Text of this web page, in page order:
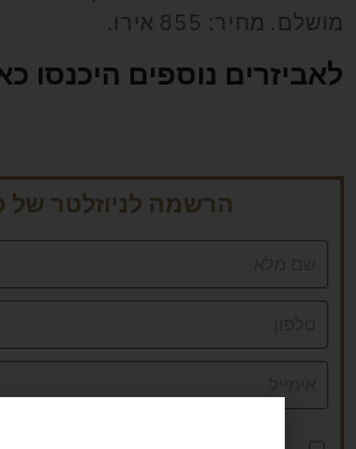
מושלם. מחיר: 855 אירו.
לאביזרים נוספים היכנסו
הרשמה לניוזלטר של